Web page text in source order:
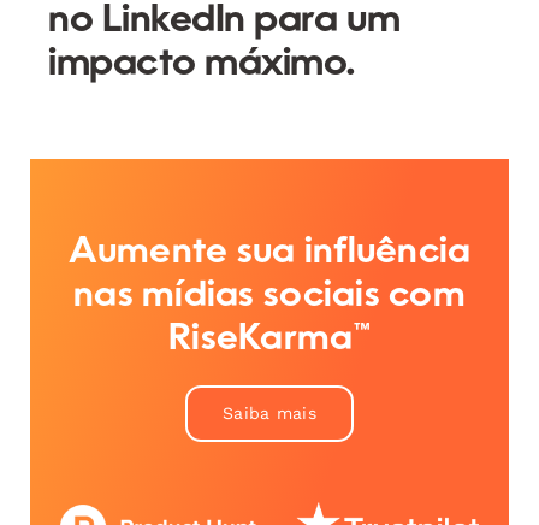
no LinkedIn para um
impacto máximo.
Aumente sua influência
nas mídias sociais com
RiseKarma™
Saiba mais